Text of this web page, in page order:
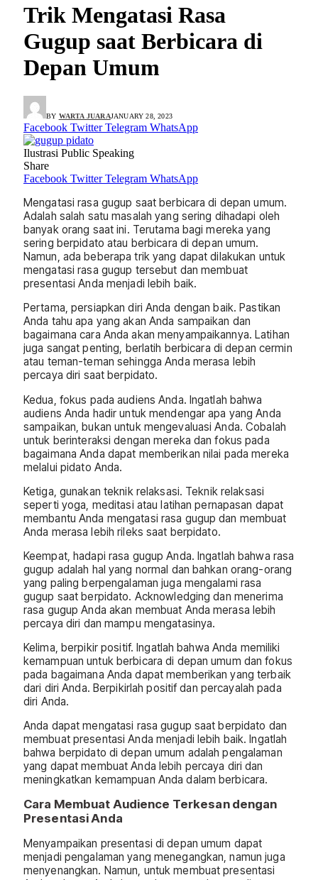
Trik Mengatasi Rasa
Gugup saat Berbicara di
Depan Umum
BY WARTA JUARAJANUARY 28, 2023
Facebook Twitter Telegram WhatsApp
Ilustrasi Public Speaking
Share
Facebook Twitter Telegram WhatsApp
Mengatasi rasa gugup saat berbicara di depan umum.
Adalah salah satu masalah yang sering dihadapi oleh
banyak orang saat ini. Terutama bagi mereka yang
sering berpidato atau berbicara di depan umum.
Namun, ada beberapa trik yang dapat dilakukan untuk
mengatasi rasa gugup tersebut dan membuat
presentasi Anda menjadi lebih baik.
Pertama, persiapkan diri Anda dengan baik. Pastikan
Anda tahu apa yang akan Anda sampaikan dan
bagaimana cara Anda akan menyampaikannya. Latihan
juga sangat penting, berlatih berbicara di depan cermin
atau teman-teman sehingga Anda merasa lebih
percaya diri saat berpidato.
Kedua, fokus pada audiens Anda. Ingatlah bahwa
audiens Anda hadir untuk mendengar apa yang Anda
sampaikan, bukan untuk mengevaluasi Anda. Cobalah
untuk berinteraksi dengan mereka dan fokus pada
bagaimana Anda dapat memberikan nilai pada mereka
melalui pidato Anda.
Ketiga, gunakan teknik relaksasi. Teknik relaksasi
seperti yoga, meditasi atau latihan pernapasan dapat
membantu Anda mengatasi rasa gugup dan membuat
Anda merasa lebih rileks saat berpidato.
Keempat, hadapi rasa gugup Anda. Ingatlah bahwa rasa
gugup adalah hal yang normal dan bahkan orang-orang
yang paling berpengalaman juga mengalami rasa
gugup saat berpidato. Acknowledging dan menerima
rasa gugup Anda akan membuat Anda merasa lebih
percaya diri dan mampu mengatasinya.
Kelima, berpikir positif. Ingatlah bahwa Anda memiliki
kemampuan untuk berbicara di depan umum dan fokus
pada bagaimana Anda dapat memberikan yang terbaik
dari diri Anda. Berpikirlah positif dan percayalah pada
diri Anda.
Anda dapat mengatasi rasa gugup saat berpidato dan
membuat presentasi Anda menjadi lebih baik. Ingatlah
bahwa berpidato di depan umum adalah pengalaman
yang dapat membuat Anda lebih percaya diri dan
meningkatkan kemampuan Anda dalam berbicara.
Cara Membuat Audience Terkesan dengan
Presentasi Anda
Menyampaikan presentasi di depan umum dapat
menjadi pengalaman yang menegangkan, namun juga
menyenangkan. Namun, untuk membuat presentasi